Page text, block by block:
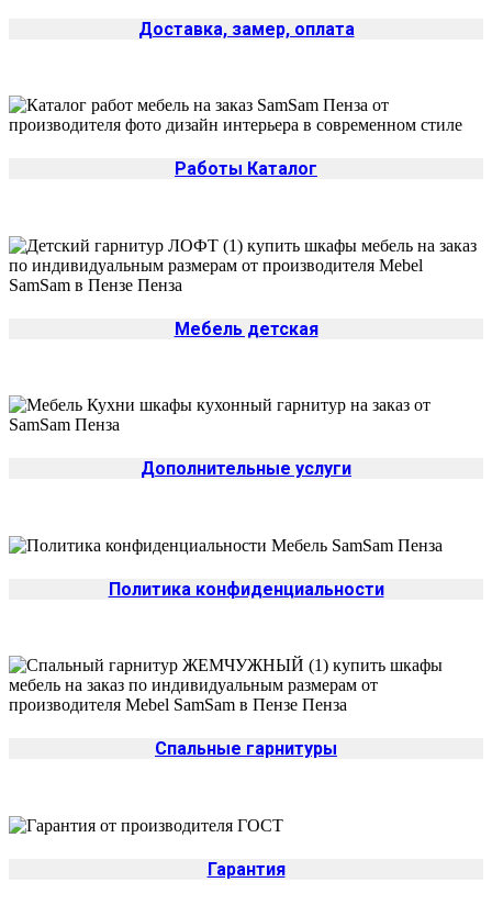
Доставка, замер, оплата
Работы Каталог
Мебель детская
Дополнительные услуги
Политика конфиденциальности
Спальные гарнитуры
Гарантия